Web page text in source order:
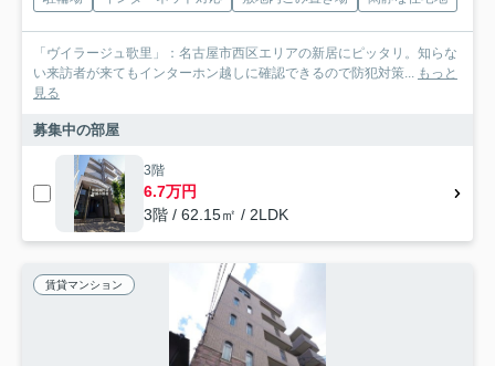
「ヴイラージュ歌里」：名古屋市西区エリアの新居にピッタリ。知らな
い来訪者が来てもインターホン越しに確認できるので防犯対策... もっと
見る
募集中の部屋
3階
6.7万円
3階 / 62.15㎡ / 2LDK
賃貸マンション